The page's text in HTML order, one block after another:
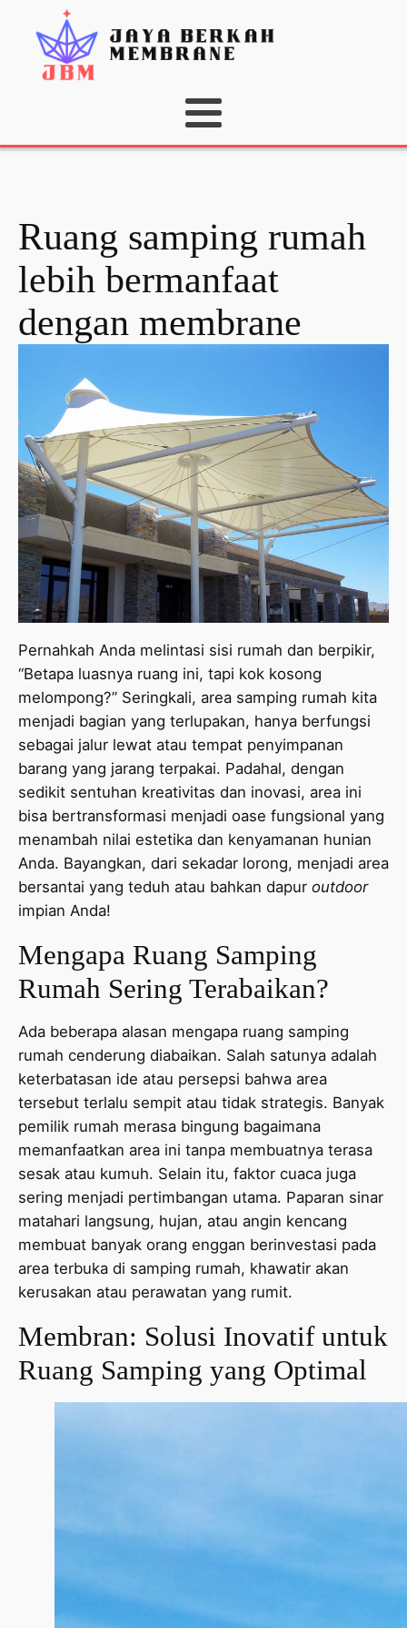
Ruang samping rumah
lebih bermanfaat
dengan membrane
Pernahkah Anda melintasi sisi rumah dan berpikir,
“Betapa luasnya ruang ini, tapi kok kosong
melompong?” Seringkali, area samping rumah kita
menjadi bagian yang terlupakan, hanya berfungsi
sebagai jalur lewat atau tempat penyimpanan
barang yang jarang terpakai. Padahal, dengan
sedikit sentuhan kreativitas dan inovasi, area ini
bisa bertransformasi menjadi oase fungsional yang
menambah nilai estetika dan kenyamanan hunian
Anda. Bayangkan, dari sekadar lorong, menjadi area
bersantai yang teduh atau bahkan dapur outdoor
impian Anda!
Mengapa Ruang Samping
Rumah Sering Terabaikan?
Ada beberapa alasan mengapa ruang samping
rumah cenderung diabaikan. Salah satunya adalah
keterbatasan ide atau persepsi bahwa area
tersebut terlalu sempit atau tidak strategis. Banyak
pemilik rumah merasa bingung bagaimana
memanfaatkan area ini tanpa membuatnya terasa
sesak atau kumuh. Selain itu, faktor cuaca juga
sering menjadi pertimbangan utama. Paparan sinar
matahari langsung, hujan, atau angin kencang
membuat banyak orang enggan berinvestasi pada
area terbuka di samping rumah, khawatir akan
kerusakan atau perawatan yang rumit.
Membran: Solusi Inovatif untuk
Ruang Samping yang Optimal